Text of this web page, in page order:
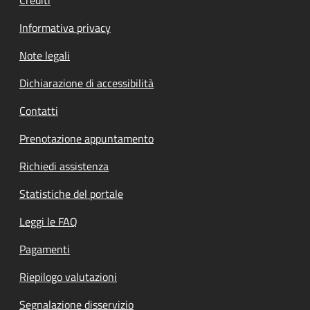
Informativa privacy
Note legali
Dichiarazione di accessibilità
Contatti
Prenotazione appuntamento
Richiedi assistenza
Statistiche del portale
Leggi le FAQ
Pagamenti
Riepilogo valutazioni
Segnalazione disservizio